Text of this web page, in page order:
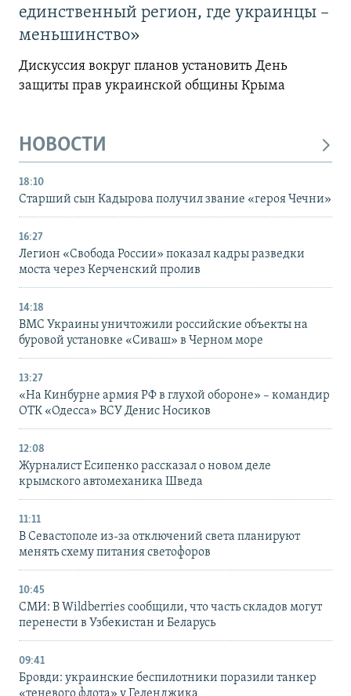
единственный регион, где украинцы –
меньшинство»
Дискуссия вокруг планов установить День
защиты прав украинской общины Крыма
НОВОСТИ
18:10
Старший сын Кадырова получил звание «героя Чечни»
16:27
Легион «Свобода России» показал кадры разведки
моста через Керченский пролив
14:18
ВМС Украины уничтожили российские объекты на
буровой установке «Сиваш» в Черном море
13:27
«На Кинбурне армия РФ в глухой обороне» – командир
ОТК «Одесса» ВСУ Денис Носиков
12:08
Журналист Есипенко рассказал о новом деле
крымского автомеханика Шведа
11:11
В Севастополе из-за отключений света планируют
менять схему питания светофоров
10:45
СМИ: В Wildberries сообщили, что часть складов могут
перенести в Узбекистан и Беларусь
09:41
Бровди: украинские беспилотники поразили танкер